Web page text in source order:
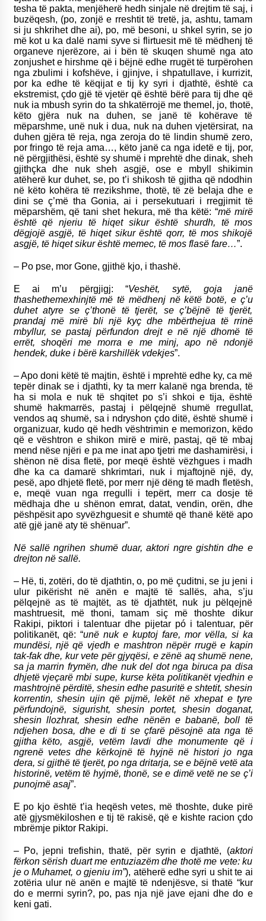
tesha të pakta, menjëherë hedh sinjale në drejtim të saj, i
buzëqesh, (po, zonjë e rreshtit të tretë, ja, ashtu, tamam
si ju shkrihet dhe ai), po, më besoni, u shkel syrin, se jo
më kot u ka dalë nami syve si flirtuesit më të mëdhenj të
organeve njerëzore, ai i bën të skuqen shumë nga ato
zonjushet e hirshme që i bëjnë edhe rrugët të turpërohen
nga zbulimi i kofshëve, i gjinjve, i shpatullave, i kurrizit,
por ka edhe të këqijat e tij ky syri i djathtë, është ca
ekstremist, çdo gjë të vjetër që është bërë para tij dhe që
nuk ia mbush syrin do ta shkatërrojë me themel, jo, thotë,
këto gjëra nuk na duhen, se janë të kohërave të
mëparshme, unë nuk i dua, nuk na duhen vjetërsirat, na
duhen gjëra të reja, nga zeroja do të lindin shumë zero,
por fringo të reja ama…, këto janë ca nga idetë e tij, por,
në përgjithësi, është sy shumë i mprehtë dhe dinak, sheh
gjithçka dhe nuk sheh asgjë, ose e mbyll shikimin
atëherë kur duhet, se, po t’i shikosh të gjitha që ndodhin
në këto kohëra të rrezikshme, thotë, të zë belaja dhe e
dini se ç’më tha Gonia, ai i persekutuari i rregjimit të
mëparshëm, që tani shet hekura, më tha këtë: “më mirë
është që njeriu të hiqet sikur është shurdh, të mos
dëgjojë asgjë, të hiqet sikur është qorr, të mos shikojë
asgjë, të hiqet sikur është memec, të mos flasë fare…”.
– Po pse, mor Gone, gjithë kjo, i thashë.
E ai m’u përgjigj: “Veshët, sytë, goja janë
thashethemexhinjtë më të mëdhenj në këtë botë, e ç’u
duhet atyre se ç’thonë të tjerët, se ç’bëjnë të tjerët,
prandaj më mirë bli një kyç dhe mbërthejua të rrinë
mbyllur, se pastaj përfundon drejt e në një dhomë të
errët, shoqëri me morra e me minj, apo në ndonjë
hendek, duke i bërë karshillëk vdekjes”.
– Apo doni këtë të majtin, është i mprehtë edhe ky, ca më
tepër dinak se i djathti, ky ta merr kalanë nga brenda, të
ha si mola e nuk të shqitet po s’i shkoi e tija, është
shumë hakmarrës, pastaj i pëlqejnë shumë rregullat,
vendos aq shumë, sa i ndryshon çdo ditë, është shumë i
organizuar, kudo që hedh vështrimin e memorizon, këdo
që e vështron e shikon mirë e mirë, pastaj, që të mbaj
mend nëse njëri e pa me inat apo tjetri me dashamirësi, i
shënon në disa fletë, por meqë është vëzhgues i madh
dhe ka ca damarë shkrimtari, nuk i mjaftojnë një, dy,
pesë, apo dhjetë fletë, por merr një dëng të madh fletësh,
e, meqë vuan nga rregulli i tepërt, merr ca dosje të
mëdhaja dhe u shënon emrat, datat, vendin, orën, dhe
pëshpësit apo syvëzhguesit e shumtë që thanë këtë apo
atë gjë janë aty të shënuar”.
Në sallë ngrihen shumë duar, aktori ngre gishtin dhe e
drejton në sallë.
– Hë, ti, zotëri, do të djathtin, o, po më çuditni, se ju jeni i
ulur pikërisht në anën e majtë të sallës, aha, s’ju
pëlqejnë as të majtët, as të djathtët, nuk ju pëlqejnë
mashtruesit, më thoni, tamam siç më thoshte dikur
Rakipi, piktori i talentuar dhe pijetar pó i talentuar, për
politikanët, që: “unë nuk e kuptoj fare, mor vëlla, si ka
mundësi, një që vjedh e mashtron nëpër rrugë e kapin
tak-fak dhe, kur vete për gjyqësi, e zënë aq shumë nene,
sa ja marrin frymën, dhe nuk del dot nga biruca pa disa
dhjetë vjeçarë mbi supe, kurse këta politikanët vjedhin e
mashtrojnë përditë, shesin edhe pasuritë e shtetit, shesin
korrentin, shesin ujin që pijmë, lekët në xhepat e tyre
përfundojnë, sigurisht, shesin portet, shesin doganat,
shesin llozhrat, shesin edhe nënën e babanë, boll të
ndjehen bosa, dhe e di ti se çfarë pësojnë ata nga të
gjitha këto, asgjë, vetëm lavdi dhe monumente që i
ngrenë vetes dhe kërkojnë të hyjnë në histori jo nga
dera, si gjithë të tjerët, po nga dritarja, se e bëjnë vetë ata
historinë, vetëm të hyjmë, thonë, se e dimë vetë ne se ç’i
punojmë asaj”.
E po kjo është t’ia heqësh vetes, më thoshte, duke pirë
atë gjysmëkiloshen e tij të rakisë, që e kishte racion çdo
mbrëmje piktor Rakipi.
– Po, jepni trefishin, thatë, për syrin e djathtë, (aktori
fërkon sërish duart me entuziazëm dhe thotë me vete: ku
je o Muhamet, o gjeniu im”), atëherë edhe syri u shit te ai
zotëria ulur në anën e majtë të ndenjësve, si thatë “kur
do e merrni syrin?, po, pas nja një jave ejani dhe do e
keni gati.